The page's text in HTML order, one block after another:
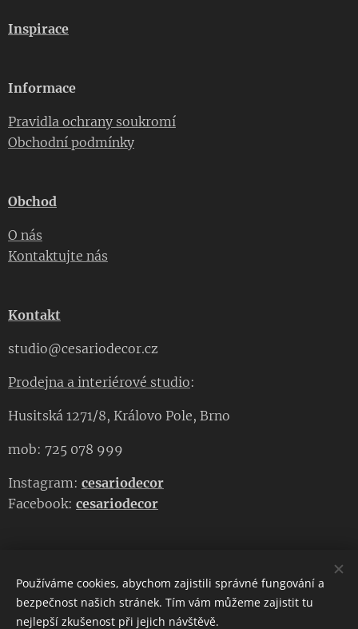
Inspirace
Informace
Pravidla ochrany soukromí
Obchodní podmínky
Obchod
O nás
Kontaktujte nás
Kontakt
studio@cesariodecor.cz
Prodejna a interiérové studio:
Husitská 1271/8, Královo Pole, Brno
mob: 725 078 999
Instagram: cesariodecor
Facebook: cesariodecor
CESARIO DECOR
Copyright 2023CESARIO DECOR. Všechna práva vyhrazena.
Používáme cookies, abychom zajistili správné fungování a
bezpečnost našich stránek. Tím vám můžeme zajistit tu
nejlepší zkušenost při jejich návštěvě.